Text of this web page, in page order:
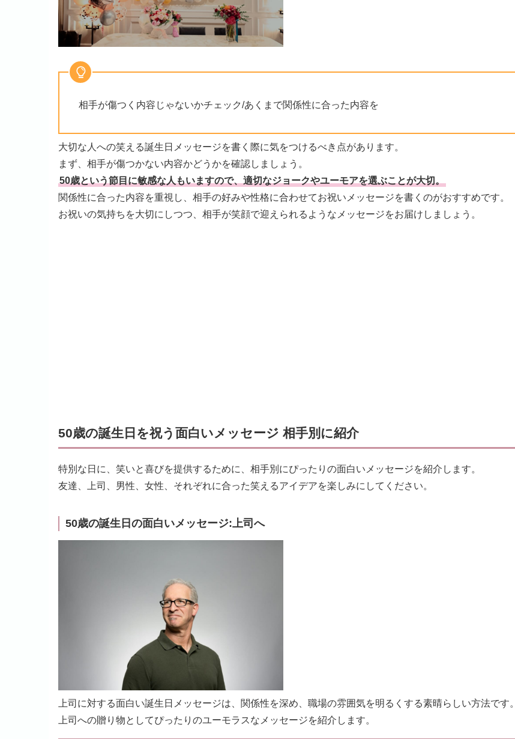
相手が傷つく内容じゃないかチェック/あくまで関係性に合った内容を
大切な人への笑える誕生日メッセージを書く際に気をつけるべき点があります。
まず、相手が傷つかない内容かどうかを確認しましょう。
50歳という節目に敏感な人もいますので、適切なジョークやユーモアを選ぶことが大切。
関係性に合った内容を重視し、相手の好みや性格に合わせてお祝いメッセージを書くのがおすすめです。
お祝いの気持ちを大切にしつつ、相手が笑顔で迎えられるようなメッセージをお届けしましょう。
50歳の誕生日を祝う面白いメッセージ 相手別に紹介
特別な日に、笑いと喜びを提供するために、相手別にぴったりの面白いメッセージを紹介します。
友達、上司、男性、女性、それぞれに合った笑えるアイデアを楽しみにしてください。
50歳の誕生日の面白いメッセージ:上司へ
上司に対する面白い誕生日メッセージは、関係性を深め、職場の雰囲気を明るくする素晴らしい方法です。
上司への贈り物としてぴったりのユーモラスなメッセージを紹介します。